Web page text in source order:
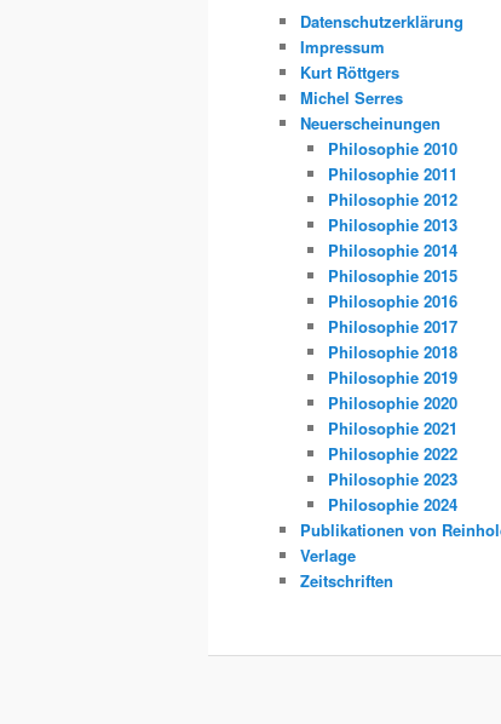
Datenschutzerklärung
Impressum
Kurt Röttgers
Michel Serres
Neuerscheinungen
Philosophie 2010
Philosophie 2011
Philosophie 2012
Philosophie 2013
Philosophie 2014
Philosophie 2015
Philosophie 2016
Philosophie 2017
Philosophie 2018
Philosophie 2019
Philosophie 2020
Philosophie 2021
Philosophie 2022
Philosophie 2023
Philosophie 2024
Publikationen von
Verlage
Zeitschriften